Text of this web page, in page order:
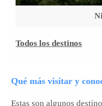
Todos los destinos
Qué más visitar y
Estas son algunos